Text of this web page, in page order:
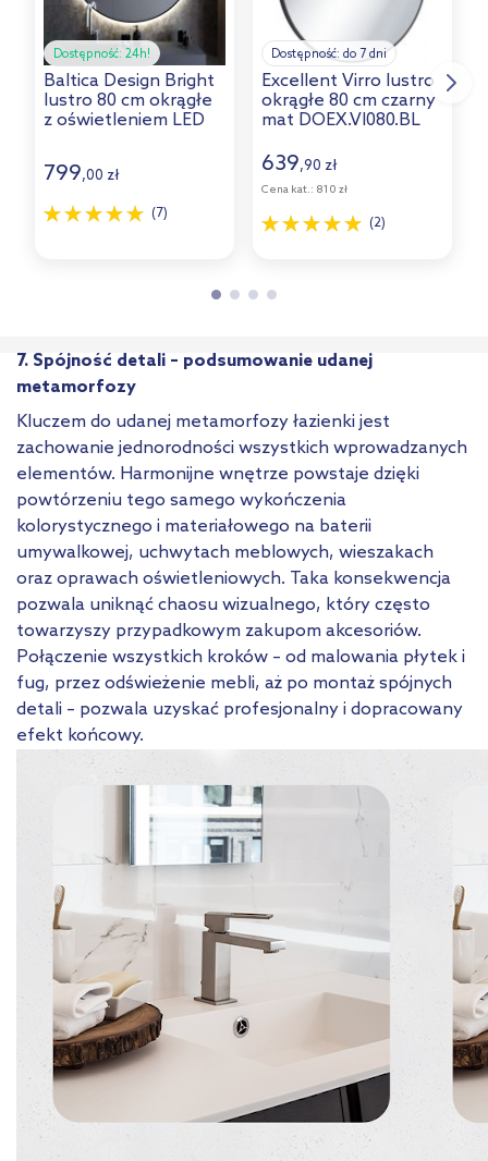
Dostępność: 24h!
Baltica Design Bright
lustro 80 cm okrągłe
z oświetleniem LED
neutralna
799,00 zł
(7)
Dostępność: do 7 dni
Excellent Virro lustro
okrągłe 80 cm czarny
mat DOEX.VI080.BL
639,90 zł
Cena kat.: 810 zł
(2)
7. Spójność detali – podsumowanie udanej
metamorfozy
Kluczem do udanej metamorfozy łazienki jest
zachowanie jednorodności wszystkich wprowadzanych
elementów. Harmonijne wnętrze powstaje dzięki
powtórzeniu tego samego wykończenia
kolorystycznego i materiałowego na baterii
umywalkowej, uchwytach meblowych, wieszakach
oraz oprawach oświetleniowych. Taka konsekwencja
pozwala uniknąć chaosu wizualnego, który często
towarzyszy przypadkowym zakupom akcesoriów.
Połączenie wszystkich kroków – od malowania płytek i
fug, przez odświeżenie mebli, aż po montaż spójnych
detali – pozwala uzyskać profesjonalny i dopracowany
efekt końcowy.